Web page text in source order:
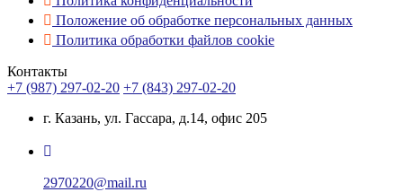
Положение об обработке персональных данных
Политика обработки файлов cookie
Контакты
+7 (987) 297-02-20 +7 (843) 297-02-20
г. Казань, ул. Гассара, д.14, офис 205
2970220@mail.ru